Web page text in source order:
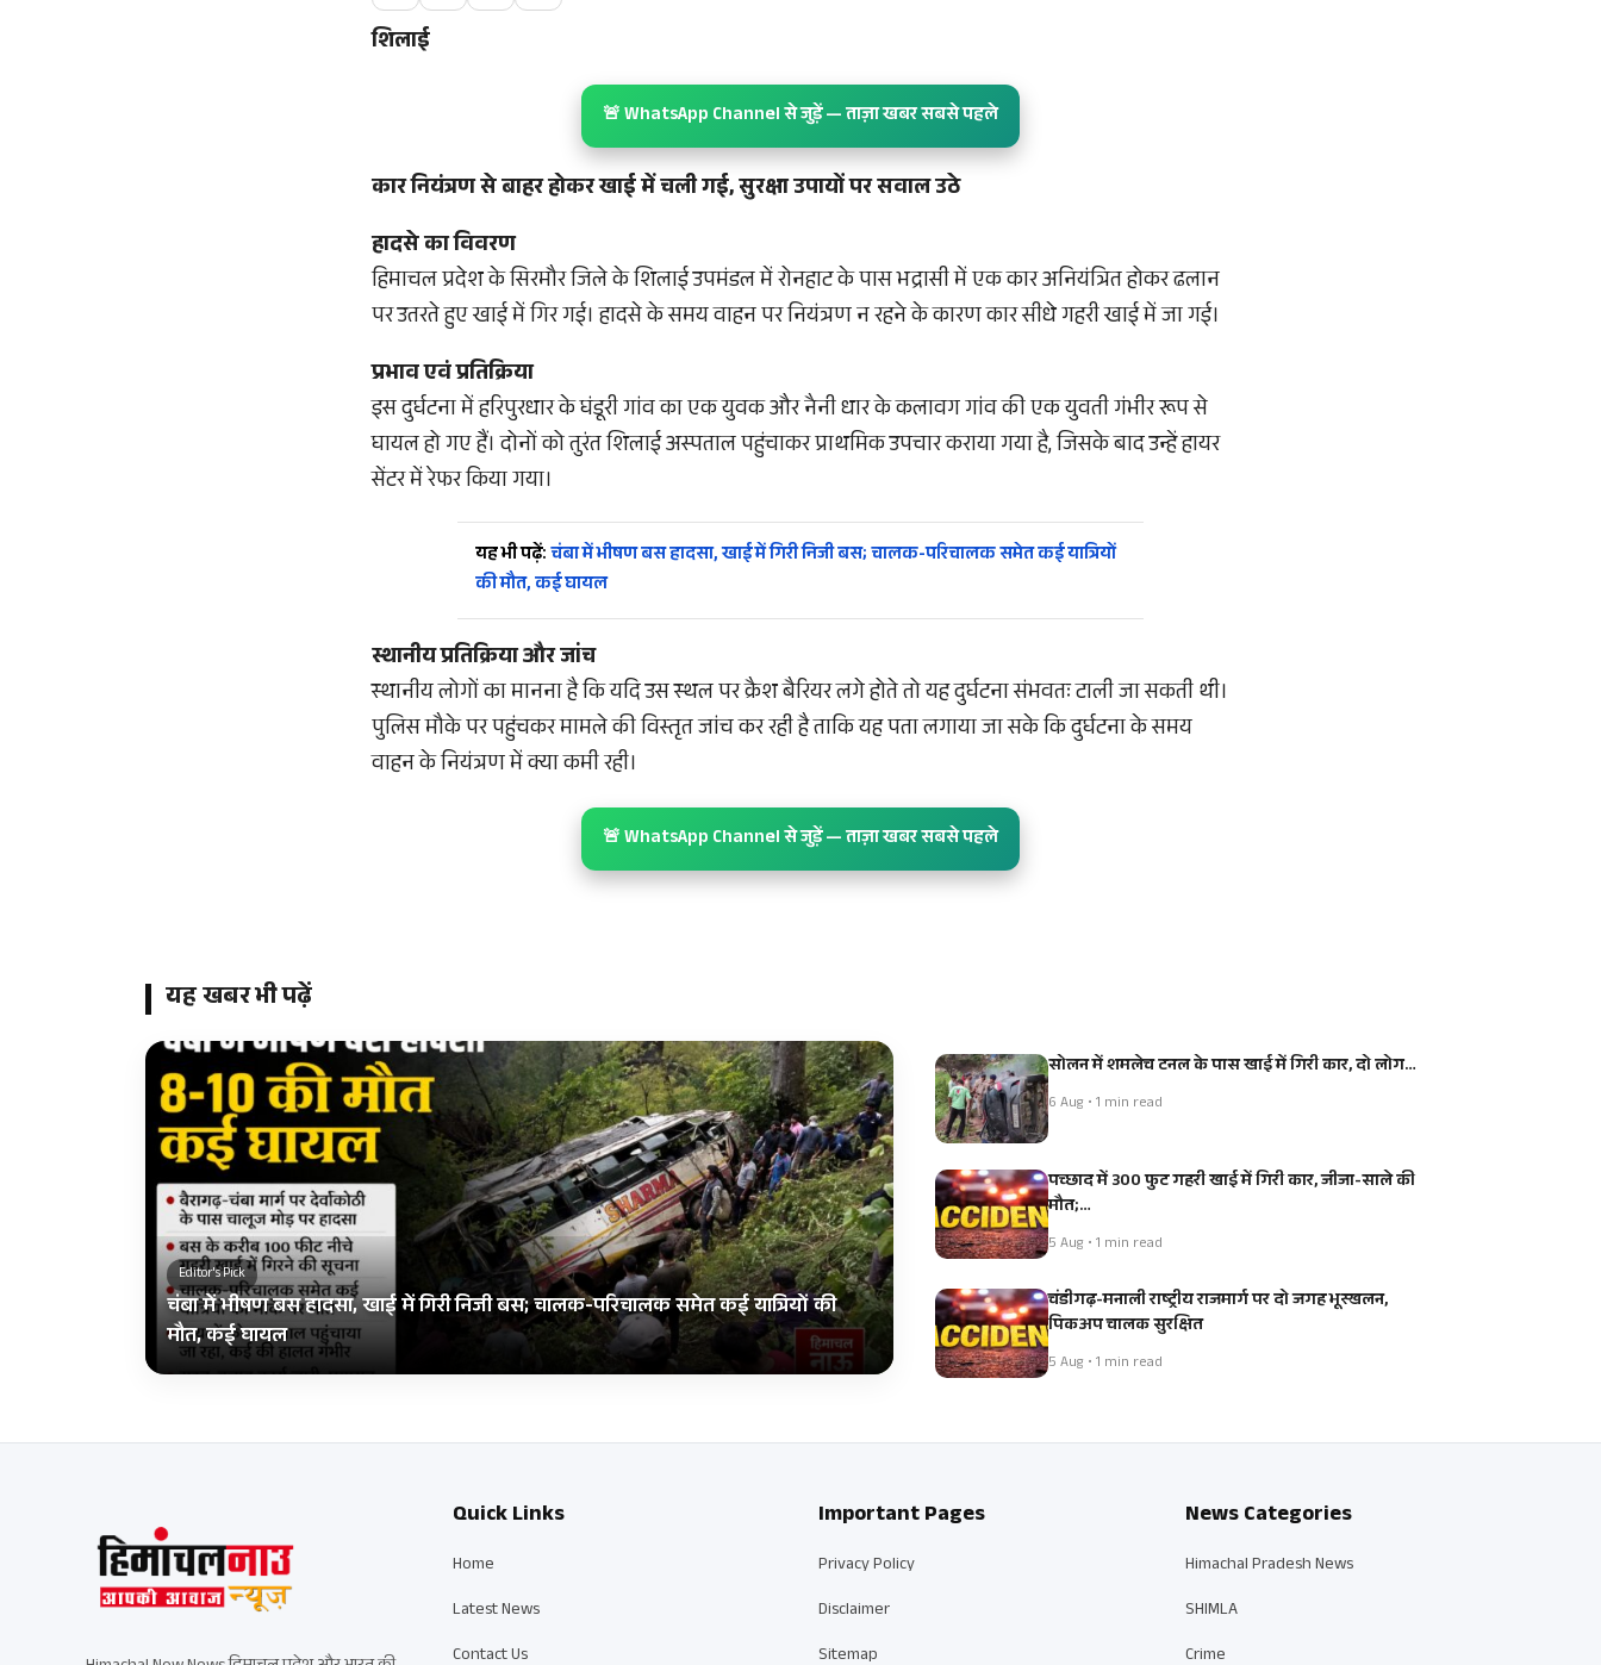
शिलाई
🚨 WhatsApp Channel से जुड़ें — ताज़ा खबर सबसे पहले
कार नियंत्रण से बाहर होकर खाई में चली गई, सुरक्षा उपायों पर सवाल उठे
हादसे का विवरण
हिमाचल प्रदेश के सिरमौर जिले के शिलाई उपमंडल में रोनहाट के पास भद्रासी में एक कार अनियंत्रित होकर ढलान
पर उतरते हुए खाई में गिर गई। हादसे के समय वाहन पर नियंत्रण न रहने के कारण कार सीधे गहरी खाई में जा गई।
प्रभाव एवं प्रतिक्रिया
इस दुर्घटना में हरिपुरधार के घंडूरी गांव का एक युवक और नैनी धार के कलावग गांव की एक युवती गंभीर रूप से
घायल हो गए हैं। दोनों को तुरंत शिलाई अस्पताल पहुंचाकर प्राथमिक उपचार कराया गया है, जिसके बाद उन्हें हायर
सेंटर में रेफर किया गया।
यह भी पढ़ें:चंबा में भीषण बस हादसा, खाई में गिरी निजी बस; चालक-परिचालक समेत कई यात्रियों
की मौत, कई घायल
स्थानीय प्रतिक्रिया और जांच
स्थानीय लोगों का मानना है कि यदि उस स्थल पर क्रैश बैरियर लगे होते तो यह दुर्घटना संभवतः टाली जा सकती थी।
पुलिस मौके पर पहुंचकर मामले की विस्तृत जांच कर रही है ताकि यह पता लगाया जा सके कि दुर्घटना के समय
वाहन के नियंत्रण में क्या कमी रही।
🚨 WhatsApp Channel से जुड़ें — ताज़ा खबर सबसे पहले
यह खबर भी पढ़ें
Editor's Pick
चंबा में भीषण बस हादसा, खाई में गिरी निजी बस; चालक-परिचालक समेत कई यात्रियों की
मौत, कई घायल
सोलन में शमलेच टनल के पास खाई में गिरी कार, दो लोग…
6 Aug • 1 min read
पच्छाद में 300 फुट गहरी खाई में गिरी कार, जीजा-साले की
मौत;…
5 Aug • 1 min read
चंडीगढ़-मनाली राष्ट्रीय राजमार्ग पर दो जगह भूस्खलन,
पिकअप चालक सुरक्षित
5 Aug • 1 min read
Quick Links
Home
Latest News
Contact Us
Important Pages
Privacy Policy
Disclaimer
Sitemap
News Categories
Himachal Pradesh News
SHIMLA
Crime